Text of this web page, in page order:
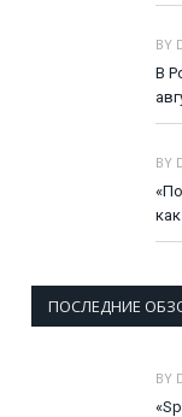
BY
В
BY
ПОСЛЕДНИЕ
BY